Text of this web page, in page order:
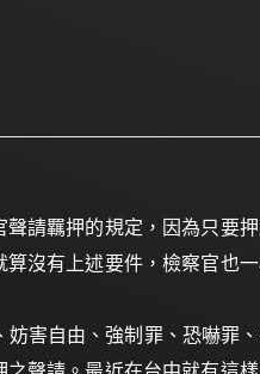
請羈押的規定，因為只要
沒有上述要件，檢察官也
害自由、強制罪、恐嚇罪